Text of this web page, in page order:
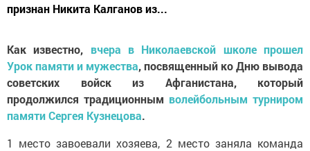
признан Никита Калганов из...
Как известно, вчера в Николаевской школе прошел
Урок памяти и мужества, посвященный ко Дню вывода
советских войск из Афганистана, который
продолжился традиционным волейбольным турниром
памяти Сергея Кузнецова.
1 место завоевали хозяева, 2 место заняла команда